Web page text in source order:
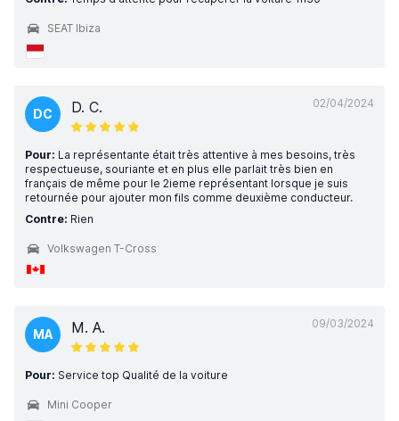
SEAT Ibiza
02/04/2024
DC D. C.
Pour: La représentante était très attentive à mes besoins, très
respectueuse, souriante et en plus elle parlait très bien en
français de même pour le 2ieme représentant lorsque je suis
retournée pour ajouter mon fils comme deuxième conducteur.
Contre: Rien
Volkswagen T-Cross
09/03/2024
MA M. A.
Pour: Service top Qualité de la voiture
Mini Cooper